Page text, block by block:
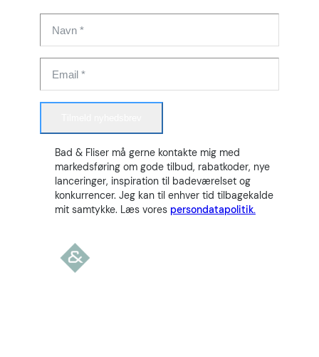
Bad & Fliser må gerne kontakte mig med
markedsføring om gode tilbud, rabatkoder, nye
lanceringer, inspiration til badeværelset og
konkurrencer. Jeg kan til enhver tid tilbagekalde
mit samtykke. Læs vores persondatapolitik.